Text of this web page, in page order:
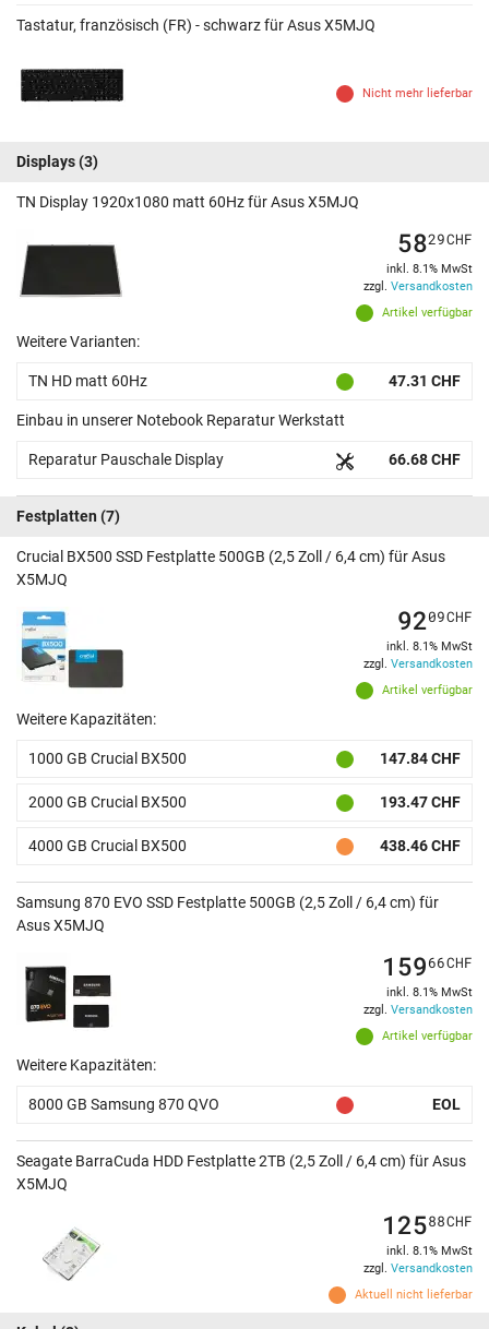
Tastatur, französisch (FR) - schwarz für Asus X5MJQ
Nicht mehr lieferbar
Displays(3)
TN Display 1920x1080 matt 60Hz für Asus X5MJQ
Artikel verfügbar
5829CHF
inkl. 8.1% MwSt
zzgl. Versandkosten
Weitere Varianten:
TN HD matt 60Hz 47.31 CHF
Einbau in unserer Notebook Reparatur Werkstatt
Reparatur Pauschale Display 66.68 CHF
Festplatten (7)
Crucial BX500 SSD Festplatte 500GB (2,5 Zoll / 6,4 cm) für Asus
X5MJQ
Artikel verfügbar
9209CHF
inkl. 8.1% MwSt
zzgl. Versandkosten
Weitere Kapazitäten:
1000 GB Crucial BX500 147.84 CHF
2000 GB Crucial BX500 193.47 CHF
4000 GB Crucial BX500 438.46 CHF
Samsung 870 EVO SSD Festplatte 500GB (2,5 Zoll / 6,4 cm) für
Asus X5MJQ
Artikel verfügbar
15966CHF
inkl. 8.1% MwSt
zzgl. Versandkosten
Weitere Kapazitäten:
8000 GB Samsung 870 QVO EOL
Seagate BarraCuda HDD Festplatte 2TB (2,5 Zoll / 6,4 cm) für Asus
X5MJQ
Aktuell nicht lieferbar
12588CHF
inkl. 8.1% MwSt
zzgl. Versandkosten